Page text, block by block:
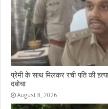
प्रेमी के साथ मिलकर रची पति की
दबोचा
August 8, 2026